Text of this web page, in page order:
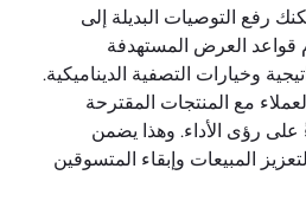
رفع التوصيات البديلة إلى
قواعد العرض المستهدفة
وخيارات التصفية الديناميكية.
مع المنتجات المقترحة
على رؤى الأداء. وهذا يضمن
المبيعات وإبقاء المتسوقين